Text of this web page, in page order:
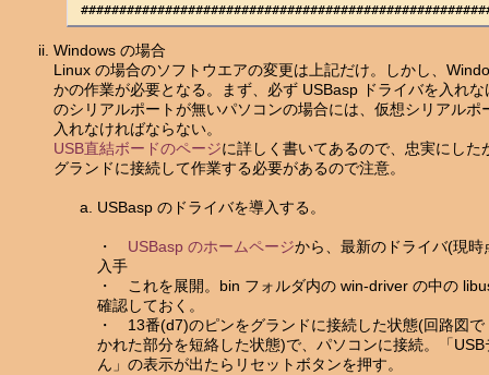
Windows の場合
Linux の場合のソフトウエアの変更は上記だけ。しかし、
かの作業が必要となる。まず、必ず USBasp ドライバを入れ
のシリアルポートが無いパソコンの場合には、仮想シリアルポ
入れなければならない。
USB直結ボードのページに詳しく書いてあるので、忠実にした
グランドに接続して作業する必要があるので注意。
USBasp のドライバを導入する。
・ USBasp のホームページから、最新のドライバ(現時
入手
・ これを展開。bin フォルダ内の win-driver の中の
確認しておく。
・ 13番(d7)のピンをグランドに接続した状態(回路図
かれた部分を短絡した状態)で、パソコンに接続。「
ん」の表示が出たらリセットボタンを押す。